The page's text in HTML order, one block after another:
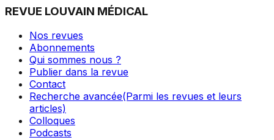
REVUE LOUVAIN MÉDICAL
Nos revues
Abonnements
Qui sommes nous ?
Publier dans la revue
Contact
Recherche avancée(Parmi les revues et leurs
articles)
Colloques
Podcasts